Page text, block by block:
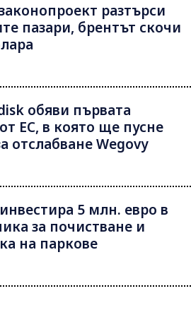
разтърси
пазари, брентът скочи
обяви първата
ЕС, в която ще пусне
отслабване Wegovy
5 млн. евро в
за почистване и
на паркове